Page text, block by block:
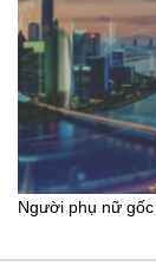
Người phụ nữ